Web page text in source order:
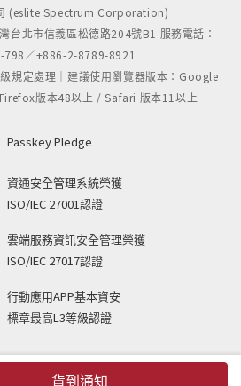
貨到通知
(eslite Spectrum Corporation)
台北市信義區松德路204號B1 服務電話：
798／+886-2-8789-8921
規定處理｜建議使用瀏覽器版本：Google
版本48以上 / Safari 版本11以上
Passkey Pledge
資通安全管理系統榮獲
ISO/IEC 27001認證
雲端服務資訊安全管理榮獲
ISO/IEC 27017認證
行動應用APP基本資安
標章最高L3等級認證